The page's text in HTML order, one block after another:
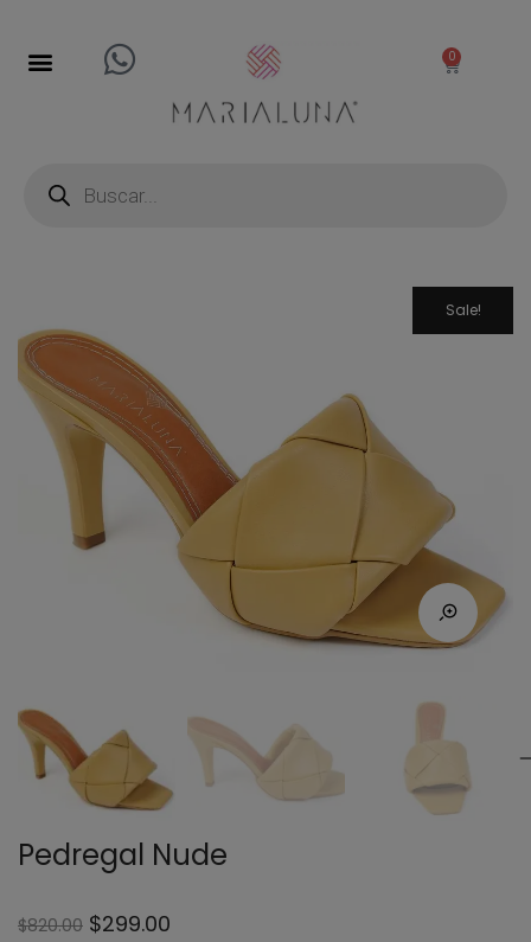
0
Sale!
Pedregal Nude
$820.00 $299.00